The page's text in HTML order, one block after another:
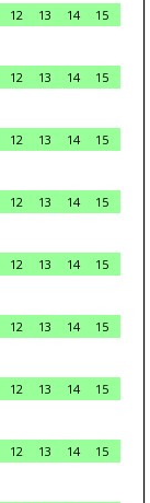
12 13 14
15
12 13 14
15
12 13 14
15
12 13 14
15
12 13 14
15
12 13 14
15
12 13 14
15
12 13 14
15